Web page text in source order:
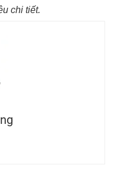
chi tiết.